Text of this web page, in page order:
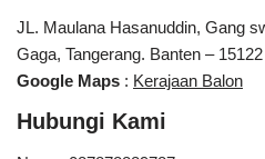
JL. Maulana Hasanuddin, Gang
Gaga, Tangerang. Banten – 15122
Google Maps : Kerajaan Balon
Hubungi Kami